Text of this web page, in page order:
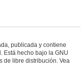
publicada y contiene
. Está hecho bajo la GNU
de libre distribución. Vea